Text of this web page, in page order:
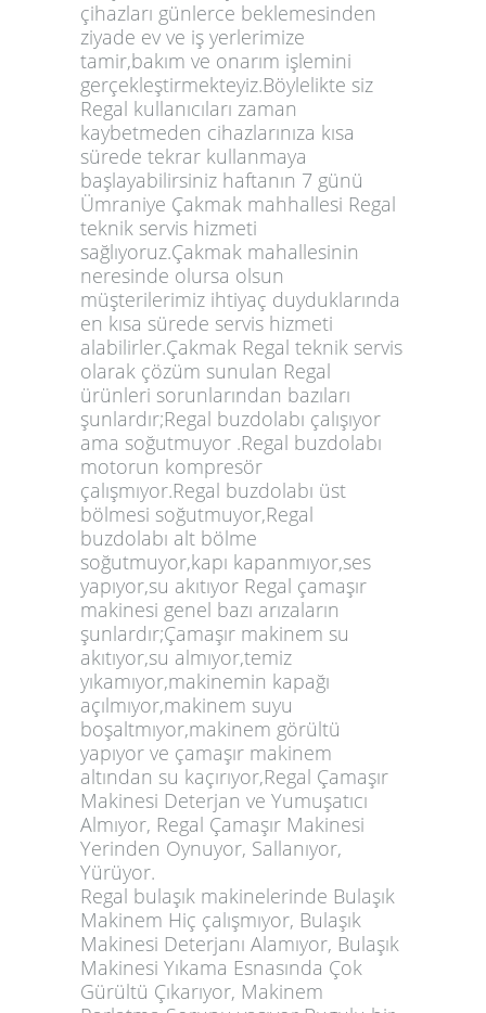
çihazları günlerce beklemesinden
ziyade ev ve iş yerlerimize
tamir,bakım ve onarım işlemini
gerçekleştirmekteyiz.Böylelikte siz
Regal kullanıcıları zaman
kaybetmeden cihazlarınıza kısa
sürede tekrar kullanmaya
başlayabilirsiniz haftanın 7 günü
Ümraniye Çakmak mahhallesi Regal
teknik servis hizmeti
sağlıyoruz.Çakmak mahallesinin
neresinde olursa olsun
müşterilerimiz ihtiyaç duyduklarında
en kısa sürede servis hizmeti
alabilirler.Çakmak Regal teknik servis
olarak çözüm sunulan Regal
ürünleri sorunlarından bazıları
şunlardır;Regal buzdolabı çalışıyor
ama soğutmuyor .Regal buzdolabı
motorun kompresör
çalışmıyor.Regal buzdolabı üst
bölmesi soğutmuyor,Regal
buzdolabı alt bölme
soğutmuyor,kapı kapanmıyor,ses
yapıyor,su akıtıyor Regal çamaşır
makinesi genel bazı arızaların
şunlardır;Çamaşır makinem su
akıtıyor,su almıyor,temiz
yıkamıyor,makinemin kapağı
açılmıyor,makinem suyu
boşaltmıyor,makinem görültü
yapıyor ve çamaşır makinem
altından su kaçırıyor,Regal Çamaşır
Makinesi Deterjan ve Yumuşatıcı
Almıyor, Regal Çamaşır Makinesi
Yerinden Oynuyor, Sallanıyor,
Yürüyor.
Regal bulaşık makinelerinde Bulaşık
Makinem Hiç çalışmıyor, Bulaşık
Makinesi Deterjanı Alamıyor, Bulaşık
Makinesi Yıkama Esnasında Çok
Gürültü Çıkarıyor, Makinem